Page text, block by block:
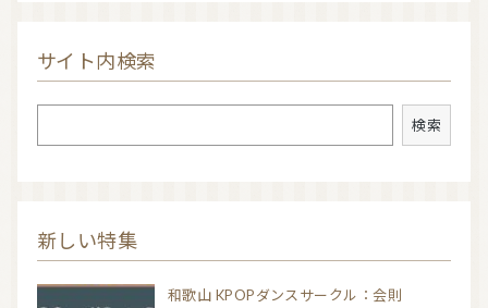
サイト内検索
検索
新しい特集
和歌山 KPOPダンスサークル：会則